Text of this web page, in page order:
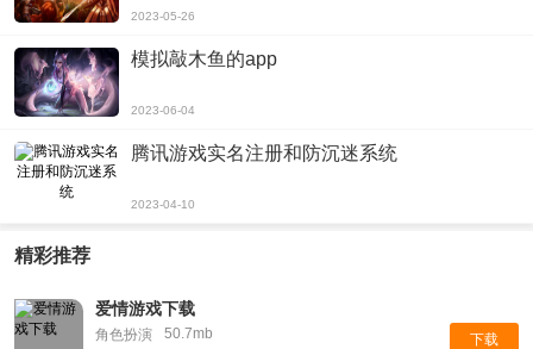
2023-05-26
模拟敲木鱼的app
2023-06-04
腾讯游戏实名注册和防沉迷系统
2023-04-10
精彩推荐
爱情游戏下载
角色扮演 50.7mb 下载